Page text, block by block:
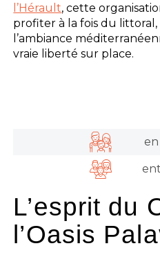
l’Hérault, cette
profiter à la fois du
l’ambiance
vraie liberté sur place.
L’esprit du
l’Oasis